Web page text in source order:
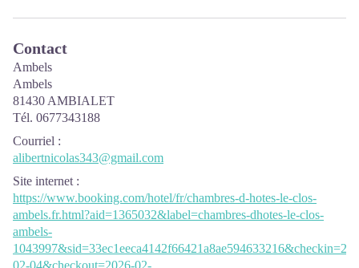
Contact
Ambels
Ambels
81430 AMBIALET
Tél. 0677343188
Courriel :
alibertnicolas343@gmail.com
Site internet:
https://www.booking.com/hotel/fr/chambres-d-hotes-le-clos-
ambels.fr.html?aid=1365032&label=chambres-dhotes-le-clos-
ambels-